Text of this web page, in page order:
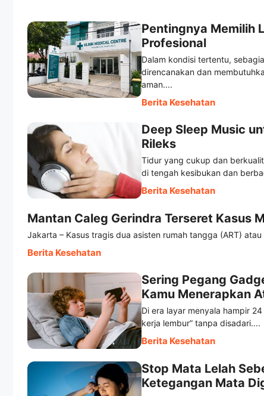
Pentingnya Memilih
Profesional
Dalam kondisi tertentu,
direncanakan dan
aman....
Berita Kesehatan
Deep Sleep Music
Rileks
Tidur yang cukup dan
di tengah kesibukan dan
Berita Kesehatan
Mantan Caleg Gerindra Terseret Kasus
Jakarta – Kasus tragis dua asisten rumah tangga (ART)
Berita Kesehatan
Sering Pegang
Kamu Menerapkan
Di era layar menyala hampir
kerja lembur” tanpa disadari....
Berita Kesehatan
Stop Mata Lelah
Ketegangan Mata